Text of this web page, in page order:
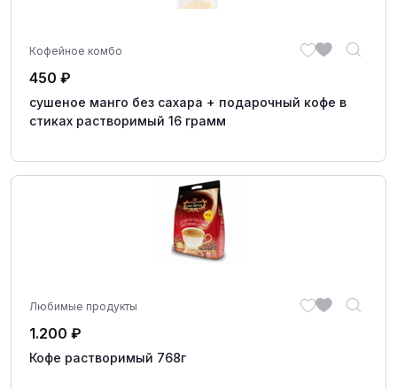
Кофейное комбо
450 ₽
сушеное манго без сахара + подарочный кофе в
стиках растворимый 16 грамм
Любимые продукты
1.200 ₽
Кофе растворимый 768г